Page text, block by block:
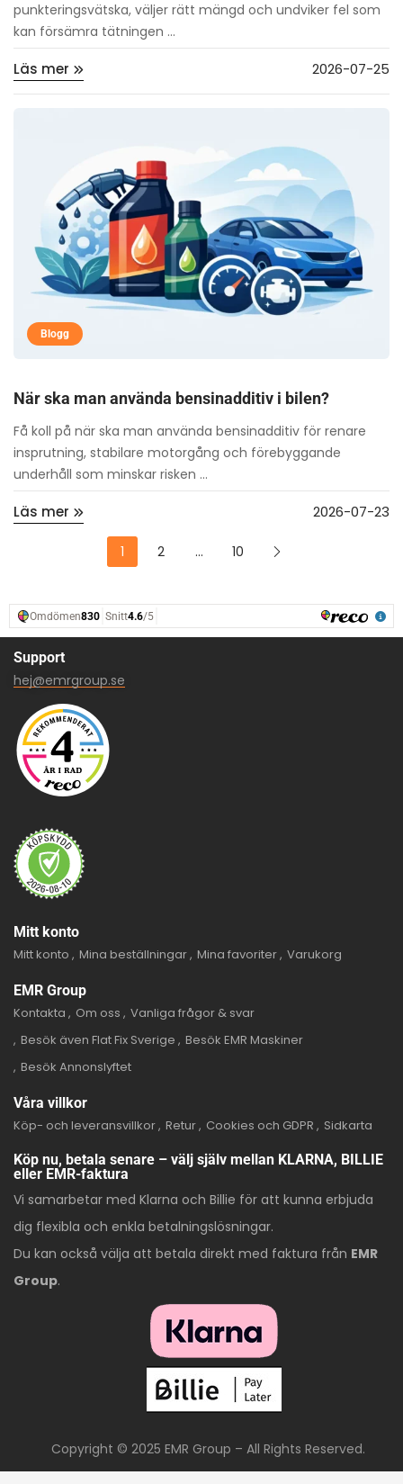
punkteringsvätska, väljer rätt mängd och undviker fel som
kan försämra tätningen ...
Läs mer 2026-07-25
Blogg
När ska man använda bensinadditiv i bilen?
Få koll på när ska man använda bensinadditiv för renare
insprutning, stabilare motorgång och förebyggande
underhåll som minskar risken ...
Läs mer 2026-07-23
1 2 … 10
Support
hej@emrgroup.se
Mitt konto
Mitt konto
Mina beställningar Mina favoriter Varukorg
EMR Group
Kontakta
Om oss
Vanliga frågor & svar
Besök även Flat Fix Sverige
Besök EMR Maskiner
Besök Annonslyftet
Våra villkor
Köp- och leveransvillkor Retur Cookies och GDPR
Sidkarta
Köp nu, betala senare – välj själv mellan KLARNA, BILLIE
eller EMR-faktura
Vi samarbetar med Klarna och Billie för att kunna erbjuda
dig flexibla och enkla betalningslösningar.
Du kan också välja att betala direkt med faktura från EMR
Group.
Copyright © 2025 EMR Group – All Rights Reserved.